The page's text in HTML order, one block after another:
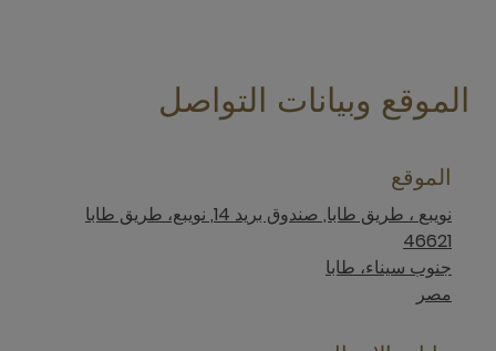
الموقع وبيانات التواصل
الموقع
نويبع‎ ، طريق طابا, صندوق بريد 14, نويبع، طريق طابا
46621
جنوب سيناء، طابا
مصر